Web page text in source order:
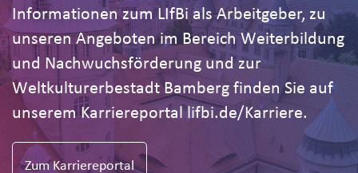
Informationen zum LIfBi als Arbeitgeber, zu
unseren Angeboten im Bereich Weiterbildung
und Nachwuchsförderung und zur
Weltkulturerbestadt Bamberg finden Sie auf
unserem Karriereportal lifbi.de/Karriere.
Zum Karriereportal